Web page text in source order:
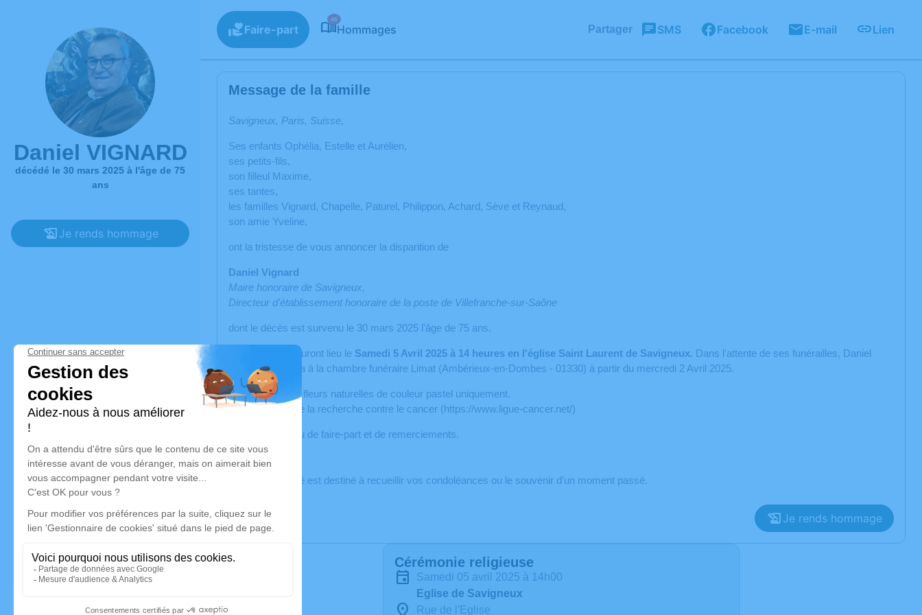
Daniel VIGNARD
décédé le 30 mars 2025 à l'âge de 75
ans
Je rends hommage
Faire-part
46
Hommages Partager SMS Facebook E-mail Lien
Message de la famille
Savigneux, Paris, Suisse,
Ses enfants Ophélia, Estelle et Aurélien,
ses petits-fils,
son filleul Maxime,
ses tantes,
les familles Vignard, Chapelle, Paturel, Philippon, Achard, Sève et Reynaud,
son amie Yveline,
ont la tristesse de vous annoncer la disparition de
Daniel Vignard
Maire honoraire de Savigneux,
Directeur d'établissement honoraire de la poste de Villefranche-sur-Saône
dont le décès est survenu le 30 mars 2025 l'âge de 75 ans.
Ses obsèques auront lieu le Samedi 5 Avril 2025 à 14 heures en l'église Saint Laurent de Savigneux. Dans l'attente de ses funérailles, Daniel
Vignard reposera à la chambre funéraire Limat (Ambérieux-en-Dombes - 01330) à partir du mercredi 2 Avril 2025.
Pas de plaques, fleurs naturelles de couleur pastel uniquement.
Dons au profit de la recherche contre le cancer (https://www.ligue-cancer.net/)
Cet avis tient lieu de faire-part et de remerciements.
Cet espace privé est destiné à recueillir vos condoléances ou le souvenir d’un moment passé.
Je rends hommage
Cérémonie religieuse
samedi 05 avril 2025 à 14h00
Eglise de Savigneux
Rue de l'Eglise